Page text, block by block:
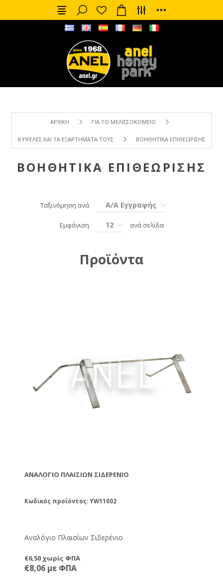
ΑΡΧΙΚΉ ΓΙΑ ΤΟ ΜΕΛΙΣΣΟΚΟΜΕΊΟ
ΚΥΨΈΛΕΣ ΚΑΙ ΤΑ ΕΞΑΡΤΉΜΑΤΑ ΤΟΥΣ ΒΟΗΘΗΤΙΚΆ ΕΠΙΘΕΏΡΙΣΗΣ
ΒΟΗΘΗΤΙΚΆ ΕΠΙΘΕΏΡΙΣΗΣ
Ταξινόμηση ανά Α/Α Εγγραφής
Εμφάνιση 12 ανά σελίδα
Προϊόντα
ΑΝΑΛΌΓΙΟ ΠΛΑΙΣΊΩΝ ΣΙΔΕΡΈΝΙΟ
Κωδικός προϊόντος: YW11002
Αναλόγιο Πλαισίων Σιδερένιο
€6,50 χωρίς ΦΠΑ
€8,06 με ΦΠΑ